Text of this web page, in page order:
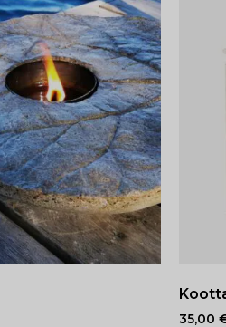
35,00